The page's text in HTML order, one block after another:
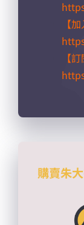
【
【
購賣朱